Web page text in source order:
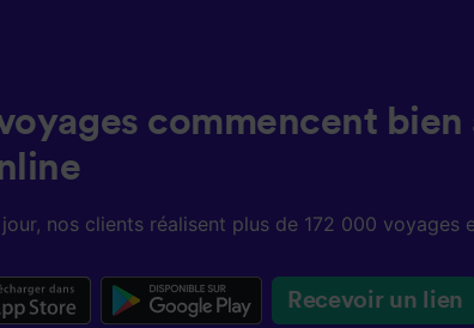
commencent bien
nos clients réalisent plus de 172 000 voyages
Recevoir un lien